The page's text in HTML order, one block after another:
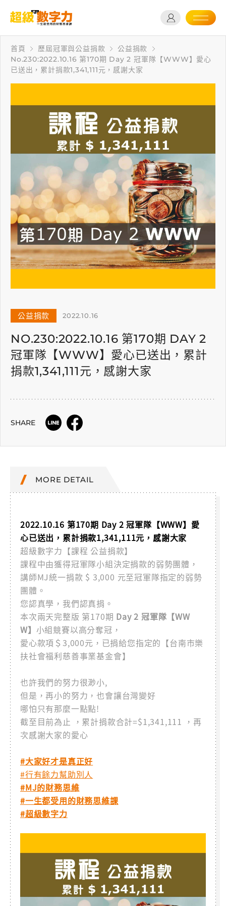
首頁 歷屆冠軍與公益捐款
公益捐款
No.230:2022.10.16 第170期 Day 2 冠軍隊【WWW】愛心
已送出，累計捐款1,341,111元，感謝大家
公益捐款 2022.10.16
NO.230:2022.10.16 第170期 DAY 2
冠軍隊【WWW】愛心已送出，累計
捐款1,341,111元，感謝大家
SHARE
MORE DETAIL
2022.10.16 第170期 Day 2 冠軍隊【WWW】愛
心已送出，累計捐款1,341,111元，感謝大家
超級數字力【課程 公益捐款】
課程中由獲得冠軍隊小組決定捐款的弱勢團體，
講師MJ統一捐款 $ 3,000 元至冠軍隊指定的弱勢
團體。
您認真學，我們認真捐。
本次兩天完整版 第170期 Day 2 冠軍隊【WW
W】 小組競賽以高分奪冠，
愛心款項＄3,000元，已捐給您指定的【台南市樂
扶社會福利慈善事業基金會】
也許我們的努力很渺小,
但是，再小的努力，也會讓台灣變好
哪怕只有那麼一點點!
截至目前為止 ，累計捐款合計=$1,341,111 ，再
次感謝大家的愛心
#大家好才是真正好
#行有餘力幫助別人
#MJ的財務思維
#一生都受用的財務思維課
#超級數字力